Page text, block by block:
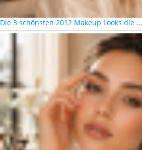
Die 3 schönsten 2012 Makeup Looks die …